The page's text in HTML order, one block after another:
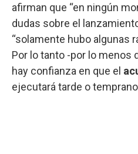
afirman que “en ningún
dudas sobre el
“solamente hubo algunas
Por lo tanto -por lo menos
hay confianza en que el
ejecutará tarde o